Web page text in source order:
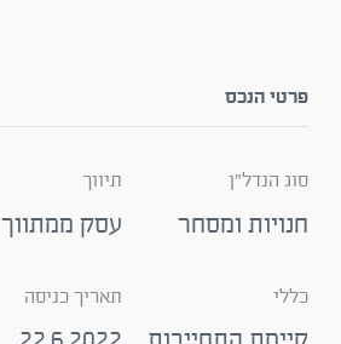
פרטי הנכס
סוג הנדל"ן
חנויות ומסחר
תיווך
עסק ממתווך
כללי תאריך כניסה